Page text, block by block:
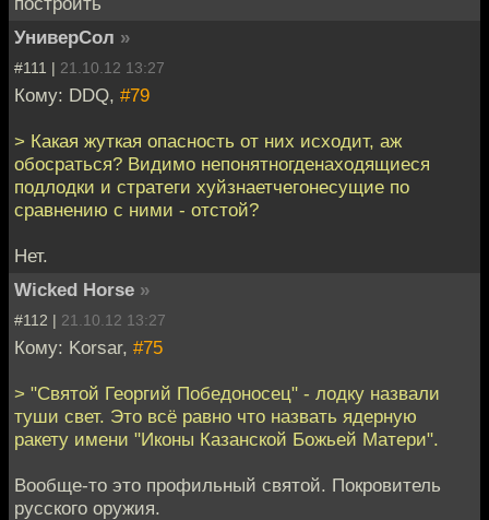
УниверСол »
#111 | 21.10.12 13:27
Кому: DDQ, #79
> Какая жуткая опасность от них исходит, аж
обосраться? Видимо непонятногденаходящиеся
подлодки и стратеги хуйзнаетчегонесущие по
сравнению с ними - отстой?
Нет.
Wicked Horse »
#112 | 21.10.12 13:27
Кому: Korsar, #75
> "Святой Георгий Победоносец" - лодку назвали
туши свет. Это всё равно что назвать ядерную
ракету имени "Иконы Казанской Божьей Матери".
Вообще-то это профильный святой. Покровитель
русского оружия.